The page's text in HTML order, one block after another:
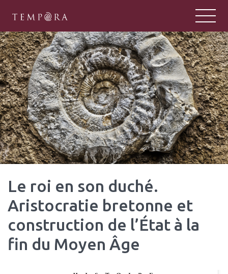
TEMPORA
Tempora : un pôle majeur de la
Le roi en son duché.
Aristocratie bretonne et
construction de l’État à la
fin du Moyen Âge